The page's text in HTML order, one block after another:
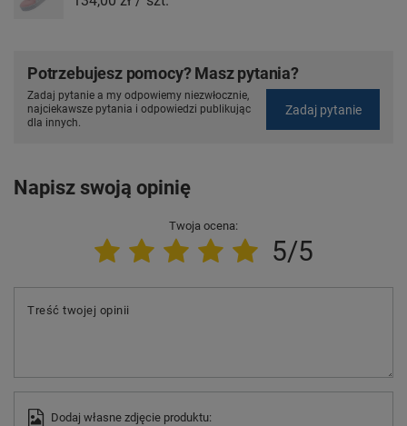
Potrzebujesz pomocy? Masz pytania?
Zadaj pytanie a my odpowiemy niezwłocznie,
najciekawsze pytania i odpowiedzi publikując
dla innych.
Zadaj pytanie
Napisz swoją opinię
Twoja ocena:
5/5
Treść twojej opinii
Dodaj własne zdjęcie produktu: